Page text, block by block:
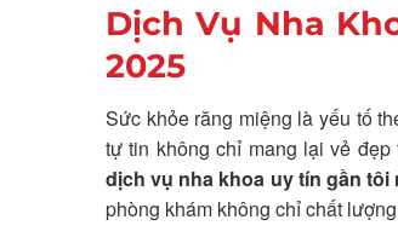
Dịch Vụ Nha
2025
Sức khỏe răng miệng là yếu tố
tự tin không chỉ mang lại vẻ
dịch vụ nha khoa uy tín gần tôi
phòng khám không chỉ chất